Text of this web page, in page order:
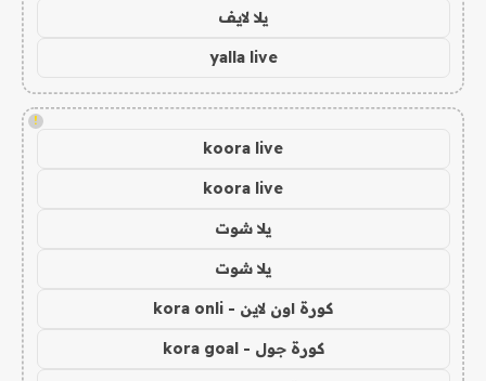
يلا لايف
yalla live
!
koora live
koora live
يلا شوت
يلا شوت
كورة اون لاين - kora onli
كورة جول - kora goal